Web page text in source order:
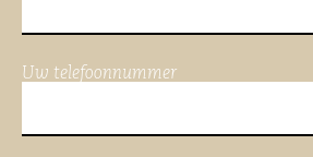
Uw telefoonnummer